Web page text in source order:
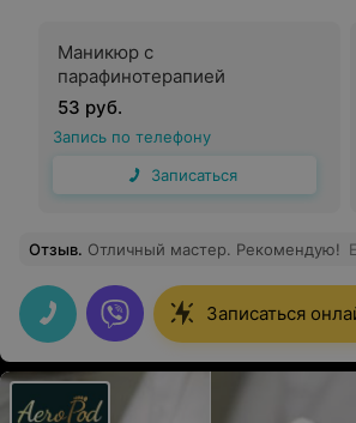
Маникюр с
парафинотерапией
53 руб.
Запись по телефону
Записаться
Отзыв. Отличный мастер. Рекомендую!
Записаться